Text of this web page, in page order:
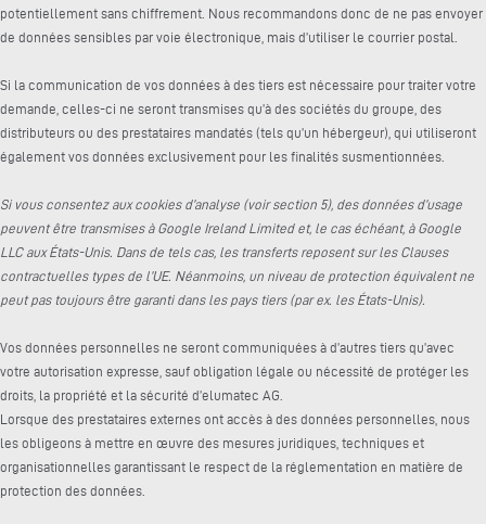
potentiellement sans chiffrement. Nous recommandons donc de ne pas envoyer
de données sensibles par voie électronique, mais d’utiliser le courrier postal.
Si la communication de vos données à des tiers est nécessaire pour traiter votre
demande, celles-ci ne seront transmises qu’à des sociétés du groupe, des
distributeurs ou des prestataires mandatés (tels qu’un hébergeur), qui utiliseront
également vos données exclusivement pour les finalités susmentionnées.
Si vous consentez aux cookies d’analyse (voir section 5), des données d’usage
peuvent être transmises à Google Ireland Limited et, le cas échéant, à Google
LLC aux États-Unis. Dans de tels cas, les transferts reposent sur les Clauses
contractuelles types de l’UE. Néanmoins, un niveau de protection équivalent ne
peut pas toujours être garanti dans les pays tiers (par ex. les États-Unis).
Vos données personnelles ne seront communiquées à d’autres tiers qu’avec
votre autorisation expresse, sauf obligation légale ou nécessité de protéger les
droits, la propriété et la sécurité d’elumatec AG.
Lorsque des prestataires externes ont accès à des données personnelles, nous
les obligeons à mettre en œuvre des mesures juridiques, techniques et
organisationnelles garantissant le respect de la réglementation en matière de
protection des données.